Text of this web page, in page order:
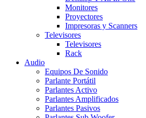
Monitores
Proyectores
Impresoras y Scanners
Televisores
Televisores
Rack
Audio
Equipos De Sonido
Parlante Portátil
Parlantes Activo
Parlantes Amplificados
Parlantes Pasivos